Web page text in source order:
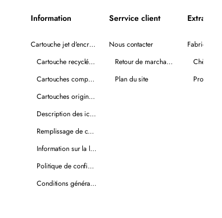
Information
Cartouche jet d'encre recyclée
Cartouche recyclée PLUS
Cartouches compatibles
Cartouches originales
Description des icônes
Remplissage de cartouches
Information sur la livraison
Politique de confidentialité
Conditions générales de vente
Serrvice client
Nous contacter
Retour de marchandise
Plan du site
Extra
Fabricants